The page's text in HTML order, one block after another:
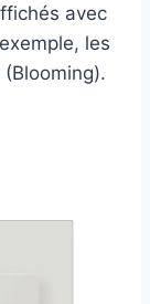
avec
les